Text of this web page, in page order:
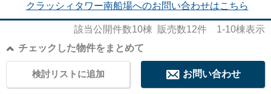
クラッシィタワー南船場へのお問い合わせはこちら
該当公開件数10棟 販売数12件 1-10棟表示
チェックした物件をまとめて
お問い合わせ
検討リストに追加